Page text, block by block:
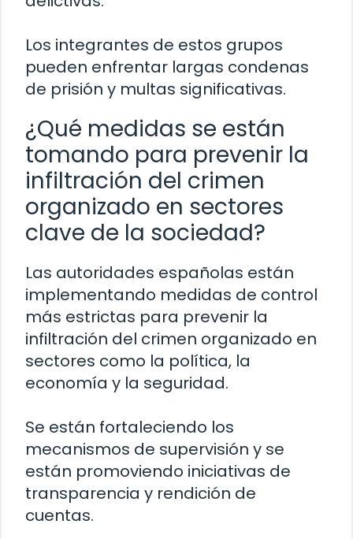
Los integrantes de estos grupos
pueden enfrentar largas condenas
de prisión y multas significativas.
¿Qué medidas se están
tomando para prevenir la
infiltración del crimen
organizado en sectores
clave de la sociedad?
Las autoridades españolas están
implementando medidas de control
más estrictas para prevenir la
infiltración del crimen organizado en
sectores como la política, la
economía y la seguridad.
Se están fortaleciendo los
mecanismos de supervisión y se
están promoviendo iniciativas de
transparencia y rendición de
cuentas.